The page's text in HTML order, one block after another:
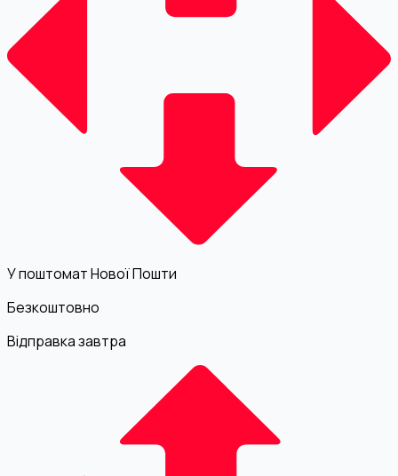
У поштомат Нової Пошти
Безкоштовно
Відправка завтра